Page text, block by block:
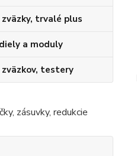
trvalé plus
a moduly
zväzkov, testery
zásuvky, redukcie